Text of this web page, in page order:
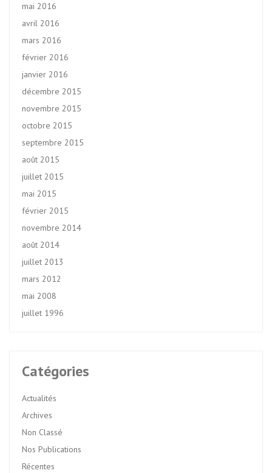
mai 2016
avril 2016
mars 2016
février 2016
janvier 2016
décembre 2015
novembre 2015
octobre 2015
septembre 2015
août 2015
juillet 2015
mai 2015
février 2015
novembre 2014
août 2014
juillet 2013
mars 2012
mai 2008
juillet 1996
Catégories
Actualités
Archives
Non Classé
Nos Publications
Récentes